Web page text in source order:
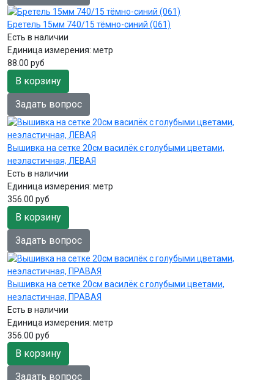
Бретель 15мм 740/15 тёмно-синий (061)
Есть в наличии
Единица измерения: метр
88.00 руб
В корзину
Задать вопрос
Вышивка на сетке 20см василёк с голубыми цветами,
неэластичная, ЛЕВАЯ
Есть в наличии
Единица измерения: метр
356.00 руб
В корзину
Задать вопрос
Вышивка на сетке 20см василёк с голубыми цветами,
неэластичная, ПРАВАЯ
Есть в наличии
Единица измерения: метр
356.00 руб
В корзину
Задать вопрос